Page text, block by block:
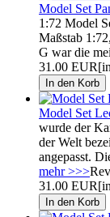
Model Set
1:72 Model
Maßstab
G war die
31.00 EUR
Model Set
wurde der
der Welt
angepasst.
mehr >>>
31.00 EUR